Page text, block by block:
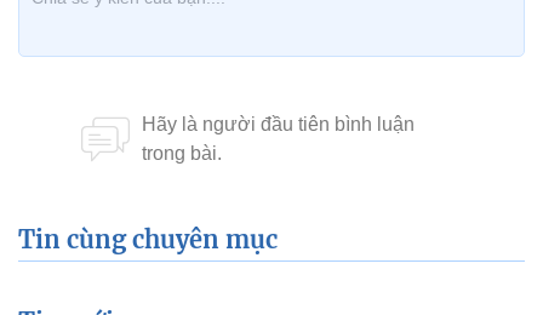
Tin cùng chuyên mục